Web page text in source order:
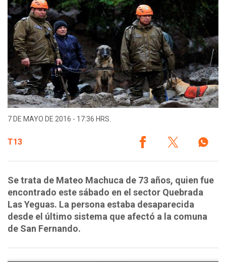
7 DE MAYO DE 2016 - 17:36 HRS.
T13
Se trata de Mateo Machuca de 73 años, quien fue
encontrado este sábado en el sector Quebrada
Las Yeguas. La persona estaba desaparecida
desde el último sistema que afectó a la comuna
de San Fernando.